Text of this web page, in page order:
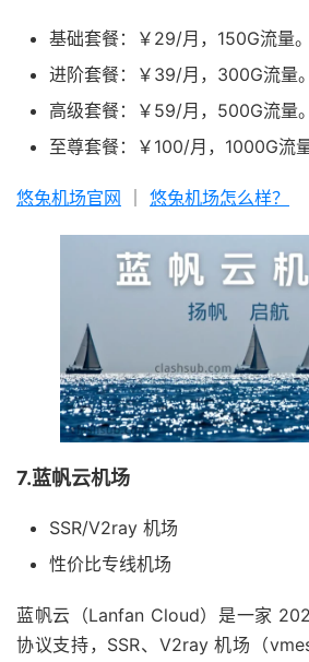
基础套餐：￥29/月，150G流量。
进阶套餐：￥39/月，300G流量。
高级套餐：￥59/月，500G流量。
至尊套餐：￥100/月，1000G流量
悠兔机场官网 悠兔机场怎么样？
7.蓝帆云机场
SSR/V2ray 机场
性价比专线机场
蓝帆云（Lanfan Cloud）是一家
协议支持，SSR、V2ray 机场（